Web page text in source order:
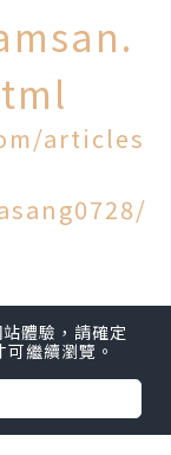
articles
體驗，請確定
可繼續瀏覽。